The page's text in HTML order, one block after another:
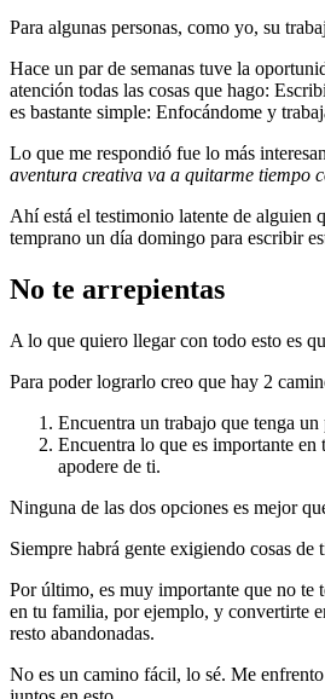
Para algunas personas, como yo, su
Hace un par de semanas tuve la
atención todas las cosas que hago:
es bastante simple: Enfocándome y
Lo que me respondió fue lo más
aventura creativa va a quitarme tiempo
Ahí está el testimonio latente de alguien
temprano un día domingo para escribir
No te arrepientas
A lo que quiero llegar con todo esto es
Para poder lograrlo creo que hay 2
Encuentra un trabajo que tenga
Encuentra lo que es importante
apodere de ti.
Ninguna de las dos opciones es mejor
Siempre habrá gente exigiendo cosas
Por último, es muy importante que no te
en tu familia, por ejemplo, y convertirte
resto abandonadas.
No es un camino fácil, lo sé. Me